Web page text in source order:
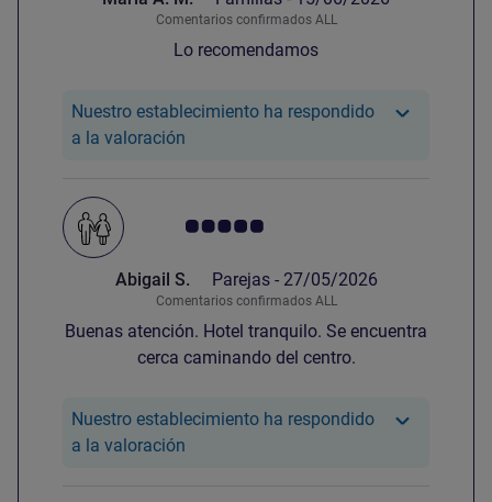
Comentarios confirmados ALL
Lo recomendamos
Nuestro establecimiento ha respondido
a la valoración
Nota de clientes de Avis 5.0/5
Abigail S. Parejas - 27/05/2026
Comentarios confirmados ALL
Buenas atención. Hotel tranquilo. Se encuentra
cerca caminando del centro.
Nuestro establecimiento ha respondido
a la valoración